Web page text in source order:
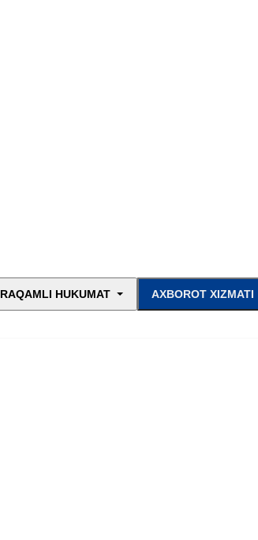
RAQAMLI HUKUMAT AXBOROT XIZMATI